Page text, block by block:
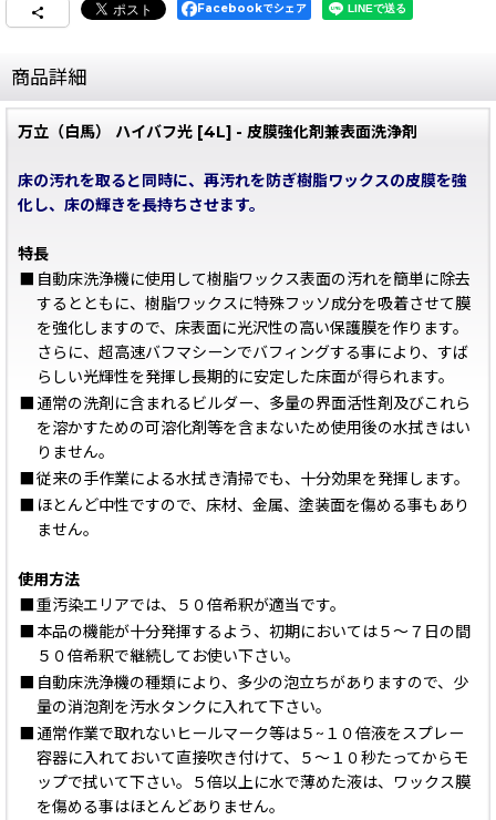
Facebookでシェア
商品詳細
万立（白馬） ハイバフ光 [4L] - 皮膜強化剤兼表面洗浄剤
床の汚れを取ると同時に、再汚れを防ぎ樹脂ワックスの皮膜を強
化し、床の輝きを長持ちさせます。
特長
■ 自動床洗浄機に使用して樹脂ワックス表面の汚れを簡単に除去
するとともに、樹脂ワックスに特殊フッソ成分を吸着させて膜
を強化しますので、床表面に光沢性の高い保護膜を作ります。
さらに、超高速バフマシーンでバフィングする事により、すば
らしい光輝性を発揮し長期的に安定した床面が得られます。
■ 通常の洗剤に含まれるビルダー、多量の界面活性剤及びこれら
を溶かすための可溶化剤等を含まないため使用後の水拭きはい
りません。
■従来の手作業による水拭き清掃でも、十分効果を発揮します。
■ ほとんど中性ですので、床材、金属、塗装面を傷める事もあり
ません。
使用方法
■重汚染エリアでは、５０倍希釈が適当です。
■ 本品の機能が十分発揮するよう、初期においては５〜７日の間
５０倍希釈で継続してお使い下さい。
■ 自動床洗浄機の種類により、多少の泡立ちがありますので、少
量の消泡剤を汚水タンクに入れて下さい。
■ 通常作業で取れないヒールマーク等は５~１０倍液をスプレー
容器に入れておいて直接吹き付けて、５〜１０秒たってからモ
ップで拭いて下さい。５倍以上に水で薄めた液は、ワックス膜
を傷める事はほとんどありません。